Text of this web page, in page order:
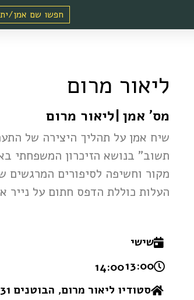
ליאור מרום
מס' אמן |ליאור מרום
שיח אמן על תהליך היצירה של
תשוב" בנושא הזיכרון המשפחתי
מקור וחשיפה לסיפורים המרגשים
העלות כוללת הדפס חתום על נייר
שישי
13:00 -
14:00
סטודיו ליאור מרום, הבוטנים 31